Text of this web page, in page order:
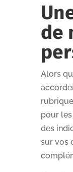
de
Alors
pour
des
sur vos